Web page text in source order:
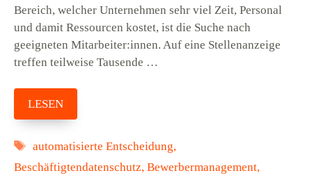
Bereich, welcher Unternehmen sehr viel Zeit, Personal
und damit Ressourcen kostet, ist die Suche nach
geeigneten Mitarbeiter:innen. Auf eine Stellenanzeige
treffen teilweise Tausende …
LESEN
Schlagwörter
automatisierte Entscheidung,
Beschäftigtendatenschutz, Bewerbermanagement,